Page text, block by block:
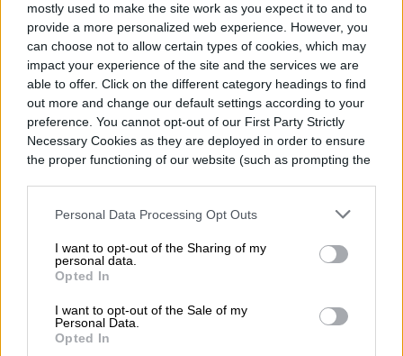
mostly used to make the site work as you expect it to and to
provide a more personalized web experience. However, you
can choose not to allow certain types of cookies, which may
impact your experience of the site and the services we are
able to offer. Click on the different category headings to find
out more and change our default settings according to your
preference. You cannot opt-out of our First Party Strictly
Necessary Cookies as they are deployed in order to ensure
the proper functioning of our website (such as prompting the
Personal Data Processing Opt Outs
I want to opt-out of the Sharing of my
personal data.
Opted In
I want to opt-out of the Sale of my
Personal Data.
Opted In
Diego Bastarrica es Senior Editor y Head of
Content en Digital Trends en Español,
donde lidera la estrategia editorial, SEO…
Noticias Telefonía celular Homepage Telefonía celular
ANDROID